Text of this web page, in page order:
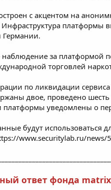
с акцентом на
платформы
наблюдение за платформой
торговлей
по ликвидации
двое, проведено
платформы уведомлены о
будут использоваться
www.securitylab.ru/news/
ответ фонда